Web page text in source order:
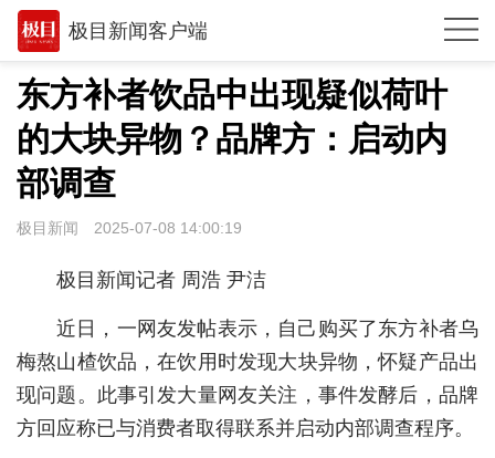
极目新闻客户端
推荐
观点
时政
湖北
环球
专题
极客圈
东方补者饮品中出现疑似荷叶
的大块异物？品牌方：启动内
部调查
极目新闻 2025-07-08 14:00:19
极目新闻记者 周浩 尹洁
近日，一网友发帖表示，自己购买了东方补者乌
梅熬山楂饮品，在饮用时发现大块异物，怀疑产品出
现问题。此事引发大量网友关注，事件发酵后，品牌
方回应称已与消费者取得联系并启动内部调查程序。